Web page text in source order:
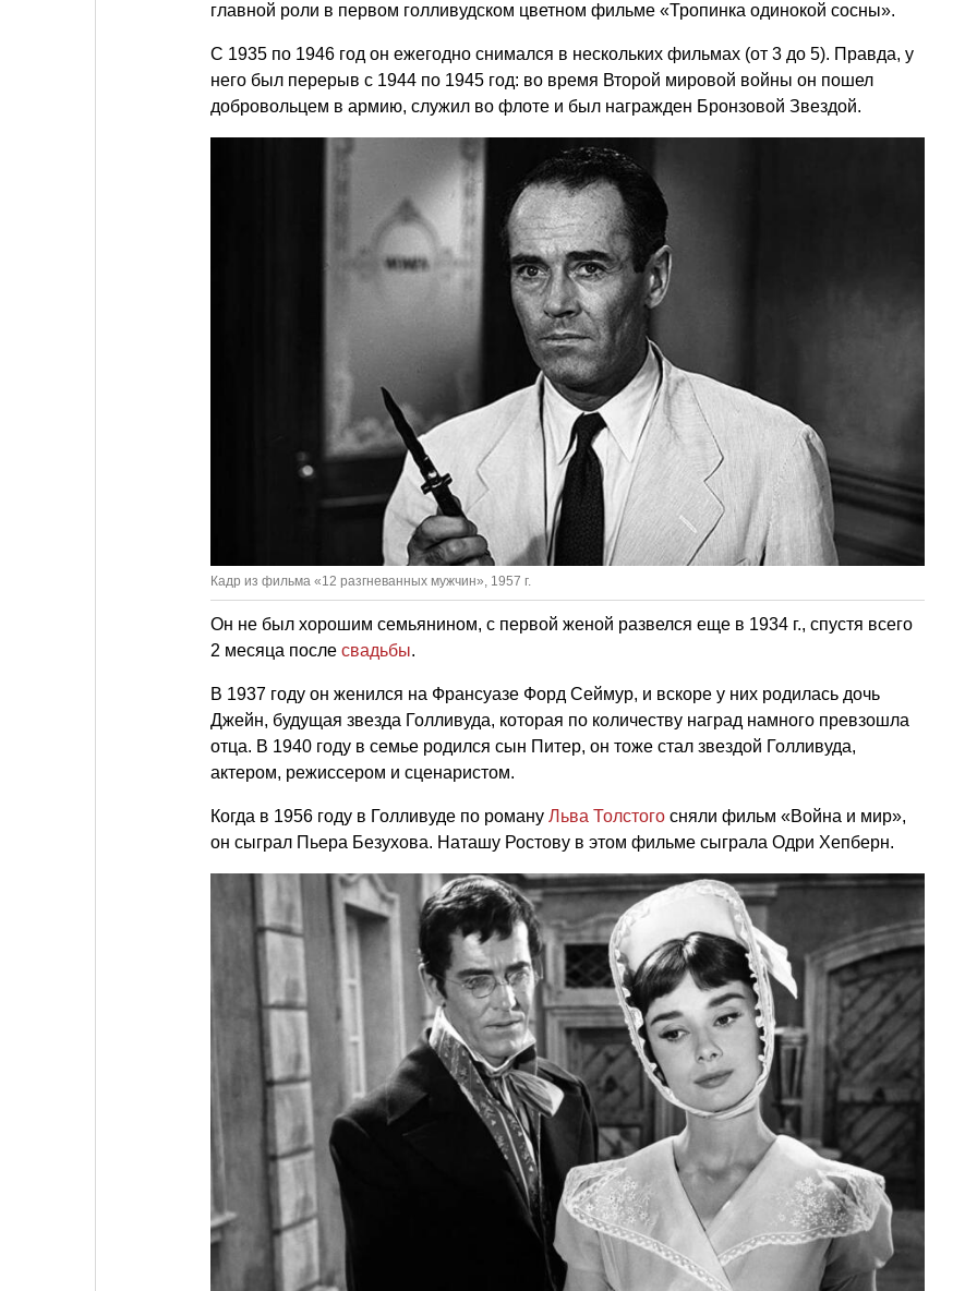
главной роли в первом голливудском цветном фильме «Тропинка одинокой сосны».
С 1935 по 1946 год он ежегодно снимался в нескольких фильмах (от 3 до 5). Правда, у
него был перерыв с 1944 по 1945 год: во время Второй мировой войны он пошел
добровольцем в армию, служил во флоте и был награжден Бронзовой Звездой.
Кадр из фильма «12 разгневанных мужчин», 1957 г.
Он не был хорошим семьянином, с первой женой развелся еще в 1934 г., спустя всего
2 месяца после свадьбы.
В 1937 году он женился на Франсуазе Форд Сеймур, и вскоре у них родилась дочь
Джейн, будущая звезда Голливуда, которая по количеству наград намного превзошла
отца. В 1940 году в семье родился сын Питер, он тоже стал звездой Голливуда,
актером, режиссером и сценаристом.
Когда в 1956 году в Голливуде по роману Льва Толстого сняли фильм «Война и мир»,
он сыграл Пьера Безухова. Наташу Ростову в этом фильме сыграла Одри Хепберн.